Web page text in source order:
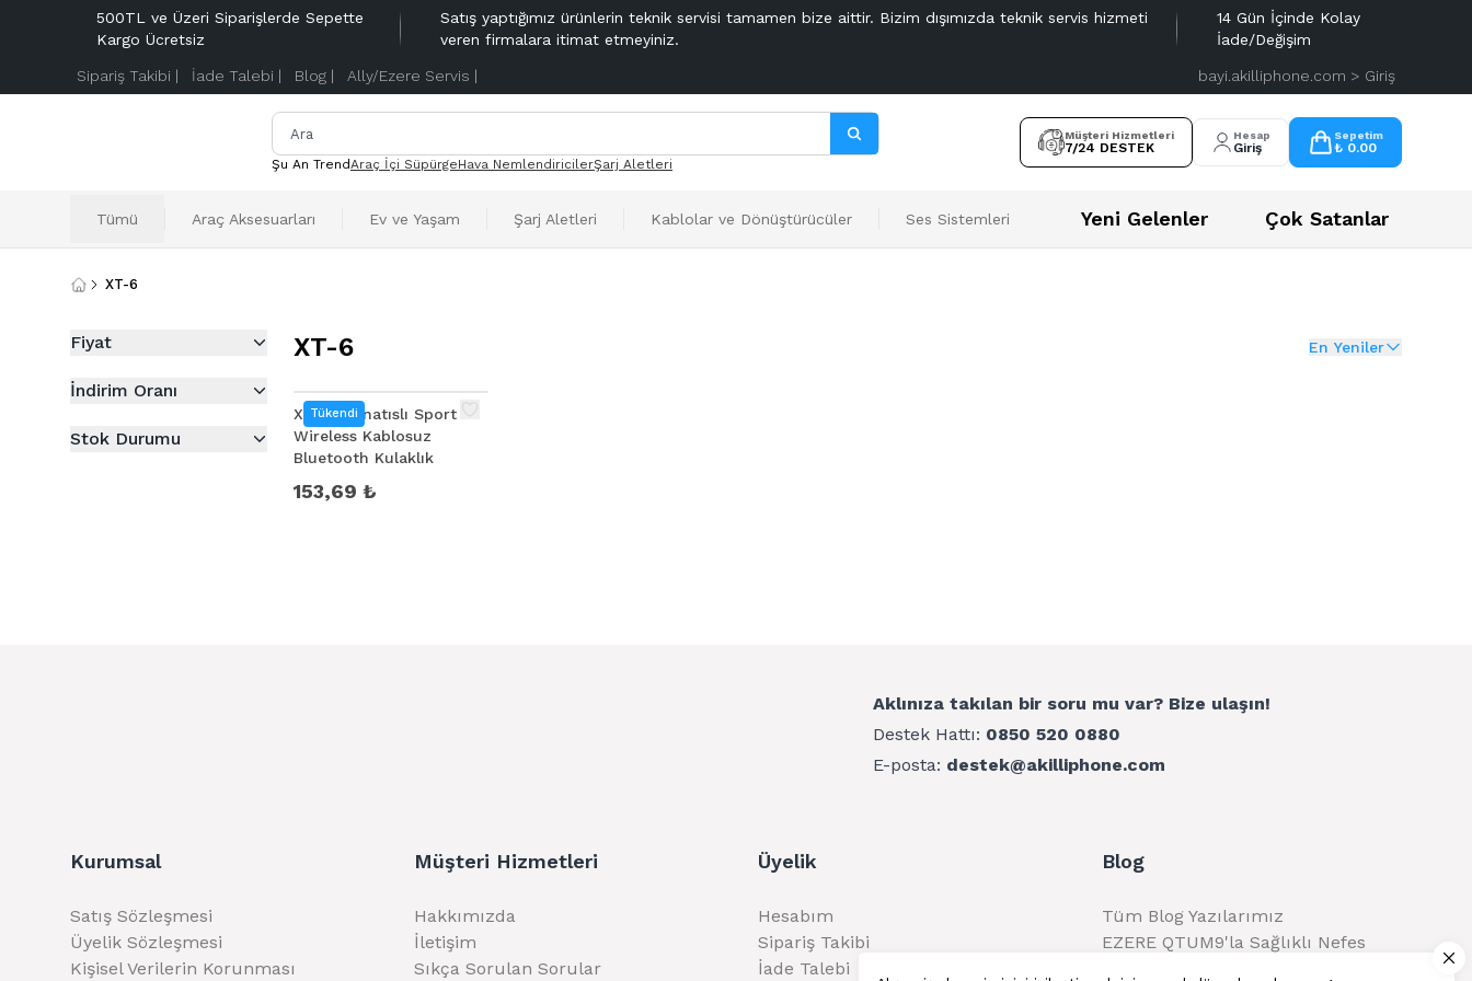
500TL ve Üzeri Siparişlerde Sepette
Kargo Ücretsiz
Satış yaptığımız ürünlerin teknik servisi tamamen bize aittir. Bizim dışımızda teknik servis hizmeti
veren firmalara itimat etmeyiniz.
14 Gün İçinde Kolay
İade/Değişim
Sipariş Takibi | İade Talebi | Blog | Ally/Ezere Servis | bayi.akilliphone.com > Giriş
Şu An TrendAraç İçi SüpürgeHava NemlendiricilerŞarj Aletleri
Müşteri Hizmetleri
7/24 DESTEK
Hesap
Giriş
Sepetim
₺ 0.00
Tümü Araç Aksesuarları Ev ve Yaşam Şarj Aletleri Kablolar ve Dönüştürücüler Ses Sistemleri Yeni Gelenler Çok Satanlar
XT-6
Fiyat
İndirim Oranı
Stok Durumu
XT-6 En Yeniler
Tükendi
XT-6 Mıknatıslı Sport
Wireless Kablosuz
Bluetooth Kulaklık
153,69 ₺
Aklınıza takılan bir soru mu var? Bize ulaşın!
Destek Hattı: 0850 520 0880
E-posta: destek@akilliphone.com
Kurumsal
Satış Sözleşmesi
Üyelik Sözleşmesi
Kişisel Verilerin Korunması
Müşteri Hizmetleri
Hakkımızda
İletişim
Sıkça Sorulan Sorular
Üyelik
Hesabım
Sipariş Takibi
İade Talebi
Blog
Tüm Blog Yazılarımız
EZERE QTUM9'la Sağlıklı Nefes